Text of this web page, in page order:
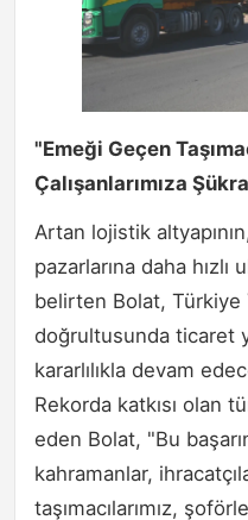
"Emeği Geçen
Çalışanlarımıza
Artan lojistik
pazarlarına daha hızlı
belirten Bolat, Türkiye
doğrultusunda ticaret
kararlılıkla devam
Rekorda katkısı olan
eden Bolat, "Bu
kahramanlar,
taşımacılarımız,